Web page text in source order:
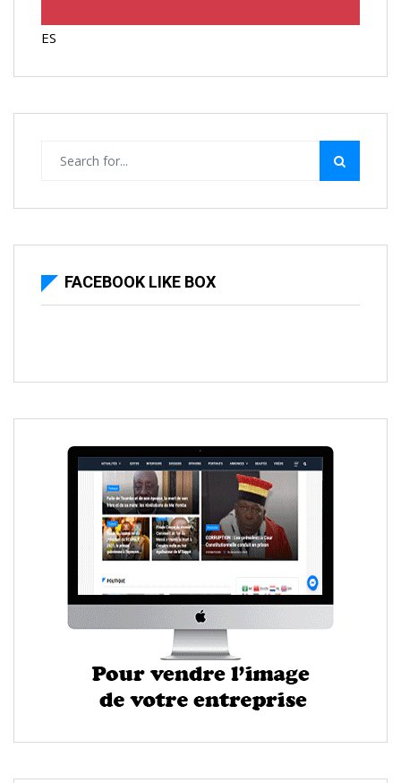
ES
FACEBOOK LIKE BOX